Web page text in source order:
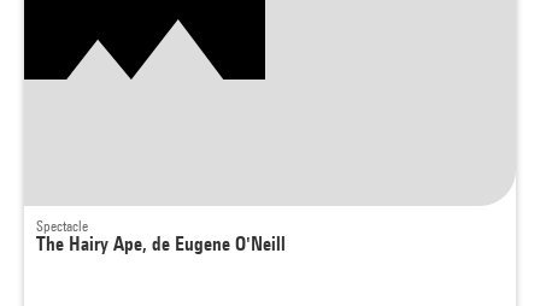
Spectacle
The Hairy Ape, de Eugene O'Neill